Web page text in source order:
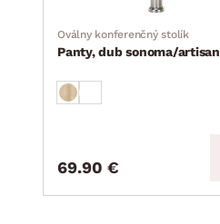
Oválny konferenčný stolík
Panty, dub sonoma/artisan
69.90 €